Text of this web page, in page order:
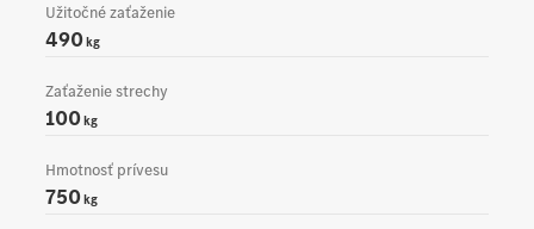
Užitočné zaťaženie
490kg
Zaťaženie strechy
100kg
Hmotnosť prívesu
750kg